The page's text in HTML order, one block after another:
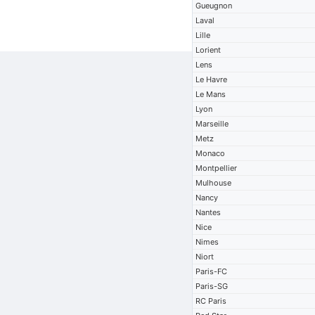
Gueugnon
Laval
Lille
Lorient
Lens
Le Havre
Le Mans
Lyon
Marseille
Metz
Monaco
Montpellier
Mulhouse
Nancy
Nantes
Nice
Nimes
Niort
Paris-FC
Paris-SG
RC Paris